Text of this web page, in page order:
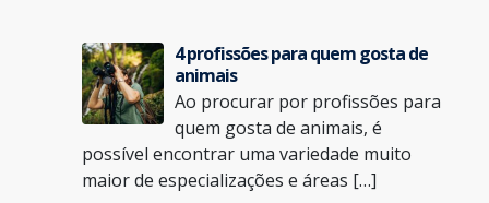
4 profissões para quem gosta de
animais
Ao procurar por profissões para
quem gosta de animais, é
possível encontrar uma variedade muito
maior de especializações e áreas […]